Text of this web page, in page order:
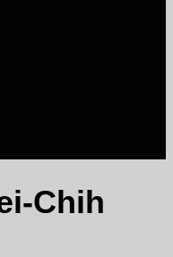
Chih